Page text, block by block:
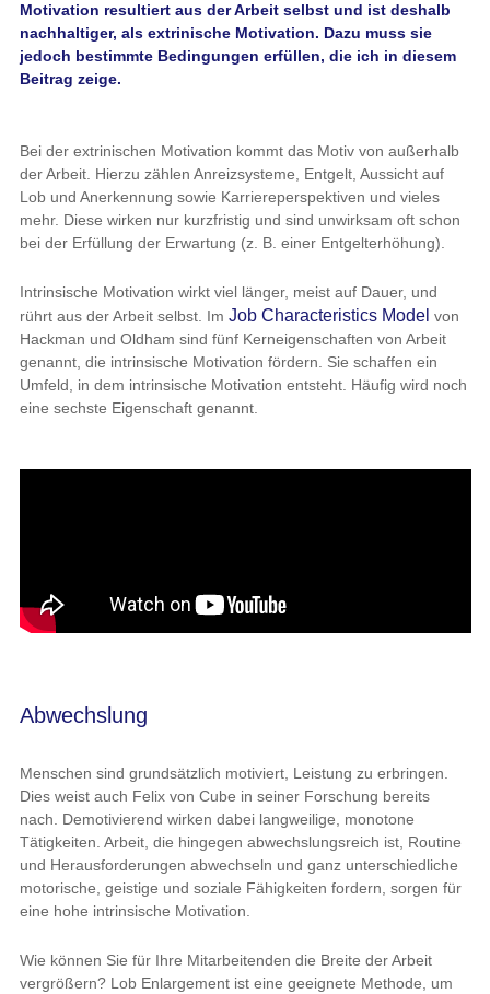
Motivation resultiert aus der Arbeit selbst und ist deshalb
nachhaltiger, als extrinische Motivation. Dazu muss sie
jedoch bestimmte Bedingungen erfüllen, die ich in diesem
Beitrag zeige.
Bei der extrinischen Motivation kommt das Motiv von außerhalb
der Arbeit. Hierzu zählen Anreizsysteme, Entgelt, Aussicht auf
Lob und Anerkennung sowie Karriereperspektiven und vieles
mehr. Diese wirken nur kurzfristig und sind unwirksam oft schon
bei der Erfüllung der Erwartung (z. B. einer Entgelterhöhung).
Intrinsische Motivation wirkt viel länger, meist auf Dauer, und
rührt aus der Arbeit selbst. Im Job Characteristics Model von
Hackman und Oldham sind fünf Kerneigenschaften von Arbeit
genannt, die intrinsische Motivation fördern. Sie schaffen ein
Umfeld, in dem intrinsische Motivation entsteht. Häufig wird noch
eine sechste Eigenschaft genannt.
Abwechslung
Menschen sind grundsätzlich motiviert, Leistung zu erbringen.
Dies weist auch Felix von Cube in seiner Forschung bereits
nach. Demotivierend wirken dabei langweilige, monotone
Tätigkeiten. Arbeit, die hingegen abwechslungsreich ist, Routine
und Herausforderungen abwechseln und ganz unterschiedliche
motorische, geistige und soziale Fähigkeiten fordern, sorgen für
eine hohe intrinsische Motivation.
Wie können Sie für Ihre Mitarbeitenden die Breite der Arbeit
vergrößern? Lob Enlargement ist eine geeignete Methode, um